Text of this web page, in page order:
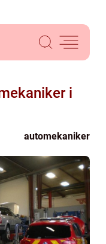
i
automekaniker